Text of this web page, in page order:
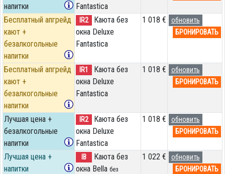
напитки
Fantastica
Бесплатный апгрейд
кают +
безалкогольные
напитки
IR2
Каюта без
окна Deluxe
Fantastica
1 018 €
обновить
БРОНИРОВАТЬ
Бесплатный апгрейд
кают +
безалкогольные
напитки
IR1
Каюта без
окна Deluxe
Fantastica
1 018 €
обновить
БРОНИРОВАТЬ
Лучшая цена +
безалкогольные
напитки
IR2
Каюта без
окна Deluxe
Fantastica
1 018 €
обновить
БРОНИРОВАТЬ
Лучшая цена +
напитки
IB
Каюта без
окна Bella без
1 022 €
обновить
БРОНИРОВАТЬ